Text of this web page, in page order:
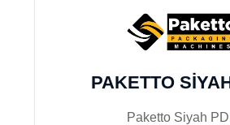
PAKETTO
Paketto Siyah